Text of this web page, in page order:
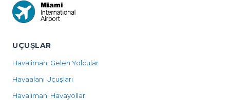
UÇUŞLAR
Havalimanı Gelen Yolcular
Havaalanı Uçuşları
Havalimanı Havayolları